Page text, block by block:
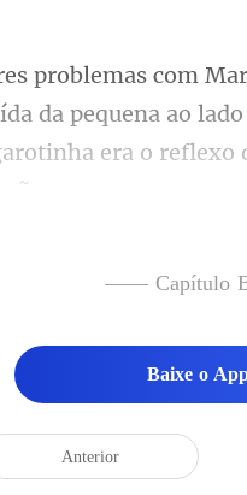
da pequena ao
—— Capítulo
Baixe o
Anterior